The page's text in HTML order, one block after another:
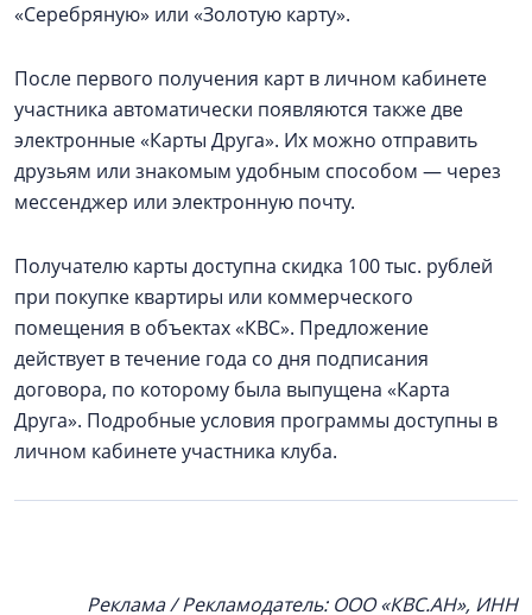
«Серебряную» или «Золотую карту».
После первого получения карт в личном кабинете
участника автоматически появляются также две
электронные «Карты Друга». Их можно отправить
друзьям или знакомым удобным способом — через
мессенджер или электронную почту.
Получателю карты доступна скидка 100 тыс. рублей
при покупке квартиры или коммерческого
помещения в объектах «КВС». Предложение
действует в течение года со дня подписания
договора, по которому была выпущена «Карта
Друга». Подробные условия программы доступны в
личном кабинете участника клуба.
Реклама / Рекламодатель: ООО «КВС.АН», ИНН